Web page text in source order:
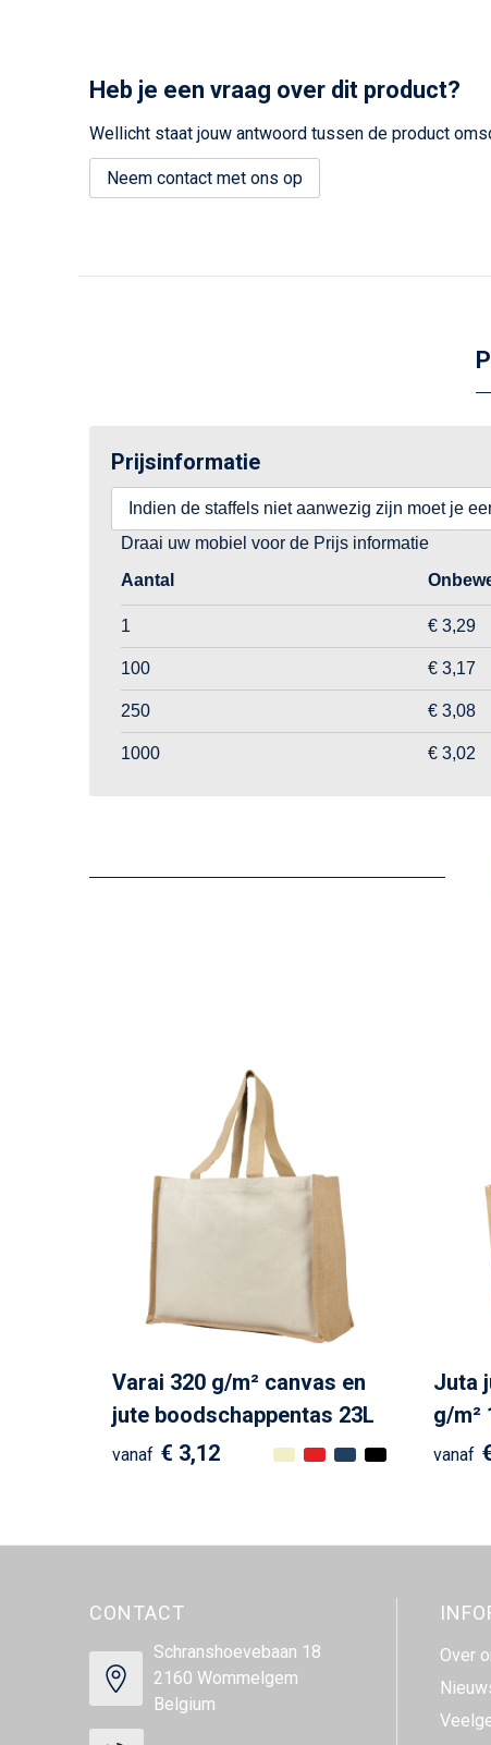
Heb je een vraag over dit product?
Wellicht staat jouw antwoord tussen de product
Neem contact met ons op
Prijsinformatie
Indien de staffels niet aanwezig zijn moet je
Draai uw mobiel voor de Prijs informatie
Aantal
1 € 3,29
100 € 3,17
250 € 3,08
1000 € 3,02
Varai 320 g/m² canvas en
jute boodschappentas 23L
vanaf € 3,12
Juta
g/m²
vanaf
CONTACT
Schranshoevebaan 18
2160 Wommelgem
Belgium
Over